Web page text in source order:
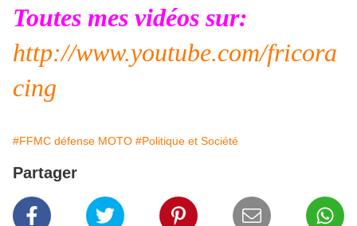
Toutes mes vidéos sur:
http://www.youtube.com/fricora
cing
#FFMC défense MOTO #Politique et Société
Partager